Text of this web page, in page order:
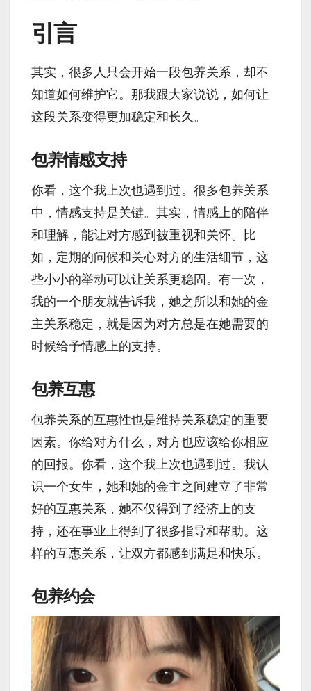
引言
其实，很多人只会开始一段包养关系，却不
知道如何维护它。那我跟大家说说，如何让
这段关系变得更加稳定和长久。
包养情感支持
你看，这个我上次也遇到过。很多包养关系
中，情感支持是关键。其实，情感上的陪伴
和理解，能让对方感到被重视和关怀。比
如，定期的问候和关心对方的生活细节，这
些小小的举动可以让关系更稳固。有一次，
我的一个朋友就告诉我，她之所以和她的金
主关系稳定，就是因为对方总是在她需要的
时候给予情感上的支持。
包养互惠
包养关系的互惠性也是维持关系稳定的重要
因素。你给对方什么，对方也应该给你相应
的回报。你看，这个我上次也遇到过。我认
识一个女生，她和她的金主之间建立了非常
好的互惠关系，她不仅得到了经济上的支
持，还在事业上得到了很多指导和帮助。这
样的互惠关系，让双方都感到满足和快乐。
包养约会